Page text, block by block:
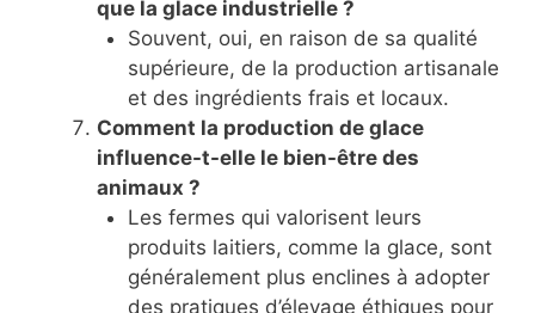
que la glace industrielle ?
Souvent, oui, en raison de sa qualité
supérieure, de la production artisanale
et des ingrédients frais et locaux.
Comment la production de glace
influence-t-elle le bien-être des
animaux ?
Les fermes qui valorisent leurs
produits laitiers, comme la glace, sont
généralement plus enclines à adopter
des pratiques d’élevage éthiques pour